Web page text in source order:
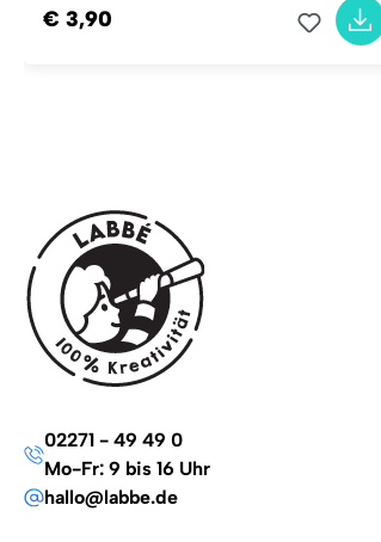
€ 3,90
02271 - 49 49 0
Mo-Fr: 9 bis 16 Uhr
hallo@labbe.de